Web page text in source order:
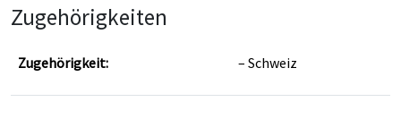
Zugehörigkeiten
Zugehörigkeit: Schweiz